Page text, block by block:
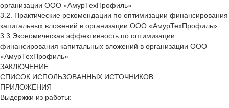
организации ООО «АмурТехПрофиль»
3.2. Практические рекомендации по оптимизации финансирования
капитальных вложений в организации ООО «АмурТехПрофиль»
3.3.Экономическая эффективность по оптимизации
финансирования капитальных вложений в организации ООО
«АмурТехПрофиль»
ЗАКЛЮЧЕНИЕ
СПИСОК ИСПОЛЬЗОВАННЫХ ИСТОЧНИКОВ
ПРИЛОЖЕНИЯ
Выдержки из работы: